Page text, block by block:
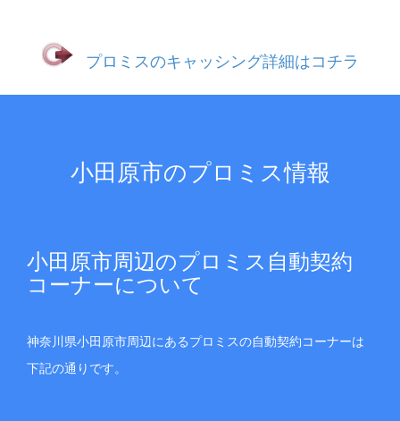
プロミスのキャッシング詳細はコチラ
小田原市のプロミス情報
小田原市周辺のプロミス自動契約
コーナーについて
神奈川県小田原市周辺にあるプロミスの自動契約コーナーは
下記の通りです。